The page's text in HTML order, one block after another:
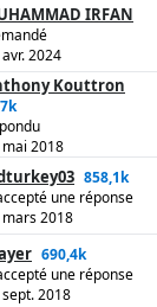
IRFAN
2024
Kouttron
mai 2018
858,1k
une réponse
mars 2018
690,4k
une réponse
2018